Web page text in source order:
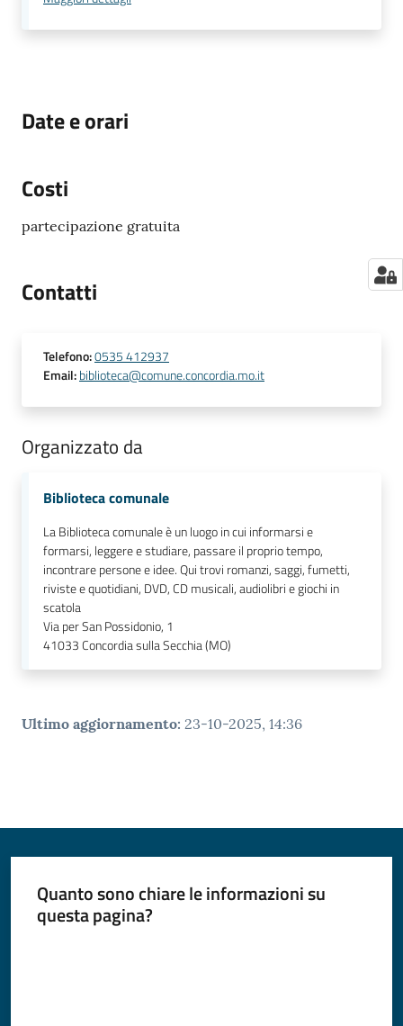
Date e orari
Costi
partecipazione gratuita
Contatti
Telefono:0535 412937
Email:biblioteca@comune.concordia.mo.it
Organizzato da
Biblioteca comunale
La Biblioteca comunale è un luogo in cui informarsi e
formarsi, leggere e studiare, passare il proprio tempo,
incontrare persone e idee. Qui trovi romanzi, saggi, fumetti,
riviste e quotidiani, DVD, CD musicali, audiolibri e giochi in
scatola
Via per San Possidonio, 1
41033Concordia sulla Secchia (MO)
Ultimo aggiornamento: 23-10-2025, 14:36
Quanto sono chiare le informazioni su
questa pagina?